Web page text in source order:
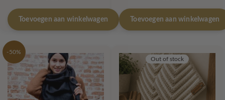
Toevoegen aan winkelwagen Toevoegen aan winkelwagen
-50%
Out of stock